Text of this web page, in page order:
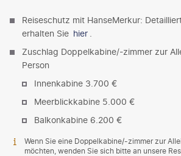
Reiseschutz mit HanseMerkur:
erhalten Sie hier
Zuschlag Doppelkabine/-zimmer zur
Person
Innenkabine 3.700 €
Meerblickkabine 5.000 €
Balkonkabine 6.200 €
Wenn Sie eine Doppelkabine/-zimmer zur
möchten, wenden Sie sich bitte an unsere